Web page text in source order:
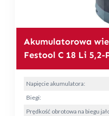
Akumulatorowa
Festool C 18 Li 5,2-
Napięcie akumulatora:
Biegi:
Prędkość obrotowa na biegu